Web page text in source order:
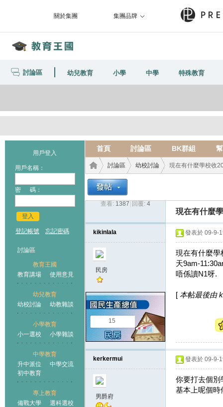
關於集團 集團品牌
討論區 幼兒教育 小學 中學 特殊教育
用戶登入
用戶名稱：
密 碼：
登入
登記帳號 忘記密碼
討論區
教育王國
教育講場
使用意見
幼兒教育
幼校討論
幼教雜談
小學教育
小一選校
小學雜談
中學教育
升中派位
中學交流
初中教育
專上教育
備戰大學
選科選校
首頁 討論區 BK群組
王國
討論區
›
幼校討論 現在有什麼學校收
查看: 1387 回覆: 4
現在有什麼
kikinlala
民房
15
發表於 09-9-
現在有什麼學
天9am-
唔係讀N1呀.
[ 本帖最後由
kerkermui
男爵府
發表於 09-9-
你要打去個別
基本上呢個時